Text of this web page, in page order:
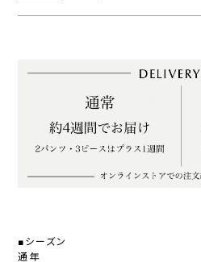
■シーズン
通年